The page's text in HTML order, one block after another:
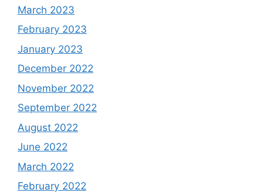
March 2023
February 2023
January 2023
December 2022
November 2022
September 2022
August 2022
June 2022
March 2022
February 2022